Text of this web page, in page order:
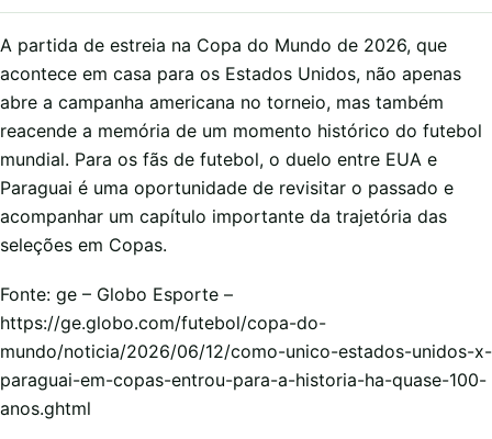
A partida de estreia na Copa do Mundo de 2026, que
acontece em casa para os Estados Unidos, não apenas
abre a campanha americana no torneio, mas também
reacende a memória de um momento histórico do futebol
mundial. Para os fãs de futebol, o duelo entre EUA e
Paraguai é uma oportunidade de revisitar o passado e
acompanhar um capítulo importante da trajetória das
seleções em Copas.
Fonte: ge – Globo Esporte –
https://ge.globo.com/futebol/copa-do-
mundo/noticia/2026/06/12/como-unico-estados-unidos-x-
paraguai-em-copas-entrou-para-a-historia-ha-quase-100-
anos.ghtml